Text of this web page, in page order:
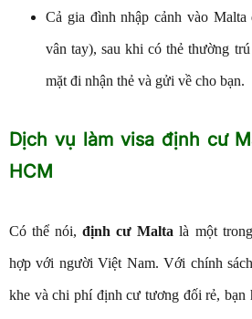
Cả gia đình nhập cảnh vào Malta
vân tay), sau khi có thẻ thường
mặt đi nhận thẻ và gửi về cho bạn.
Dịch vụ làm visa định cư
HCM
Có thể nói,định cư Malta là một
hợp với người Việt Nam. Với chính
khe và chi phí định cư tương đối rẻ, bạn